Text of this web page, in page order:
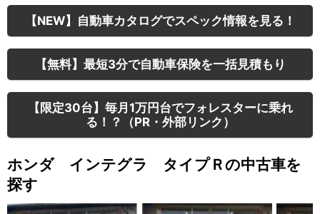
【NEW】自動車カタログでスペック情報を見る！
【無料】最短3分で自動車保険を一括見積もり
【限定30台】毎月1万円台でフォレスターに乗れ
る！？（PR・外部リンク）
ホンダ インテグラ タイプＲの中古車を
探す